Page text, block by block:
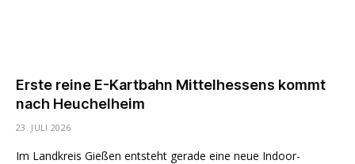
Erste reine E-Kartbahn Mittelhessens kommt
nach Heuchelheim
23. JULI 2026
Im Landkreis Gießen entsteht gerade eine neue Indoor-